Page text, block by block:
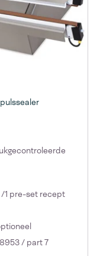
1 pre-set recept
/ part 7